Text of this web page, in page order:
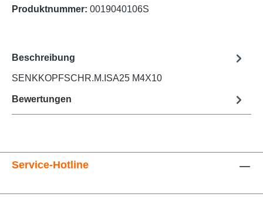
Produktnummer: 0019040106S
Beschreibung
SENKKOPFSCHR.M.ISA25 M4X10
Bewertungen
Service-Hotline